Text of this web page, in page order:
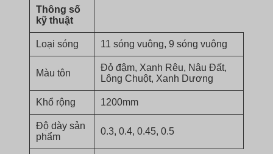
Thông số
kỹ thuật
Loại sóng 11 sóng vuông, 9 sóng vuông
Màu tôn
Đỏ đậm, Xanh Rêu, Nâu Đất,
Lông Chuột, Xanh Dương
Khổ rộng 1200mm
Độ dày sản
phẩm
0.3, 0.4, 0.45, 0.5